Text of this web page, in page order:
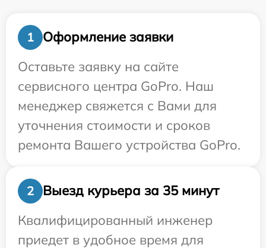
1
Оформление заявки
Оставьте заявку на сайте
сервисного центра GoPro. Наш
менеджер свяжется с Вами для
уточнения стоимости и сроков
ремонта Вашего устройства GoPro.
2
Выезд курьера за 35 минут
Квалифицированный инженер
приедет в удобное время для